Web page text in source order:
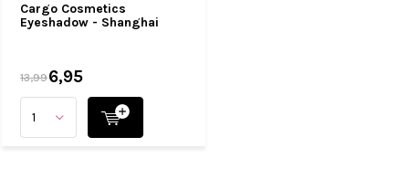
Cargo Cosmetics
Eyeshadow - Shanghai
13,996,95